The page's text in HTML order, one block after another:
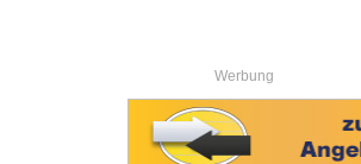
Werbung